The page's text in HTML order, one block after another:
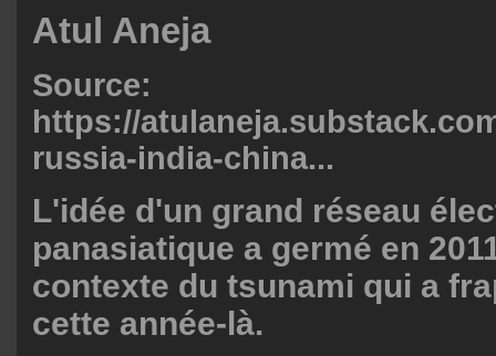
Atul Aneja
Source:
https://
russia-india-china...
L'idée d'un grand réseau
panasiatique a germé en
contexte du tsunami qui a
cette année-là.